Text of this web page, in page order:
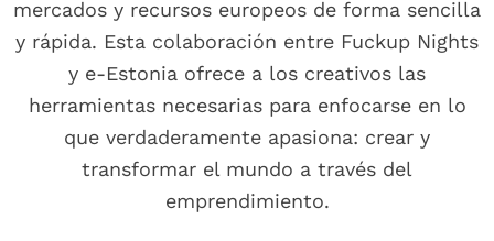
mercados y recursos europeos de forma sencilla
y rápida. Esta colaboración entre Fuckup Nights
y e-Estonia ofrece a los creativos las
herramientas necesarias para enfocarse en lo
que verdaderamente apasiona: crear y
transformar el mundo a través del
emprendimiento.